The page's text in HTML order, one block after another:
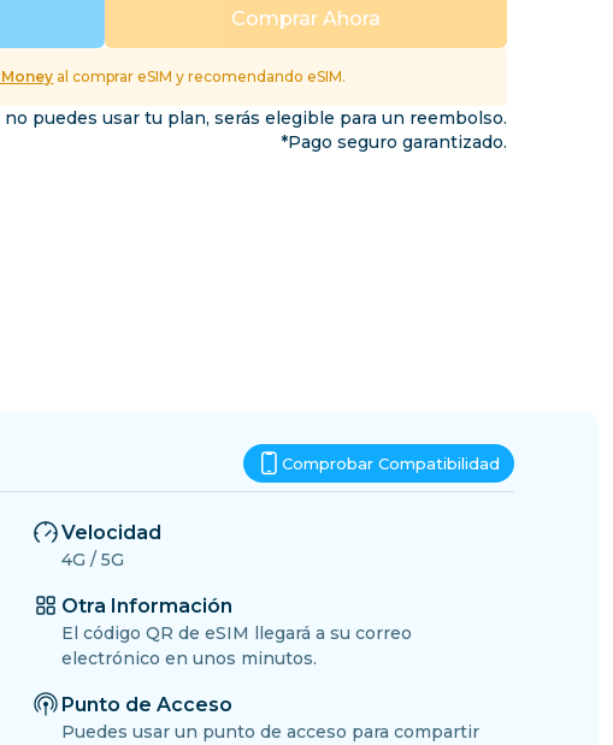
Destinos
Comprar Ahora
al comprar eSIM y recomendando eSIM.
no puedes usar tu plan, serás elegible para un reembolso.
*Pago seguro garantizado.
Comprobar Compatibilidad
Velocidad
4G / 5G
Otra Información
El código QR de eSIM llegará a su correo
electrónico en unos minutos.
Punto de Acceso
Puedes usar un punto de acceso para compartir